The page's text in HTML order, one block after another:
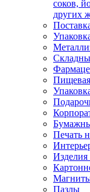
соков,
других
Печать
Изделия
Пазлы